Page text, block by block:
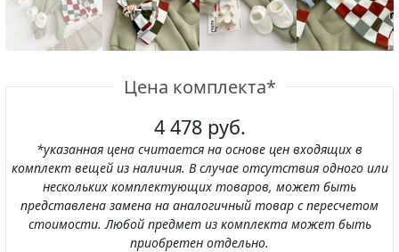
Цена комплекта*
4 478 руб.
*указанная цена считается на основе цен входящих в
комплект вещей из наличия. В случае отсутствия одного или
нескольких комплектующих товаров, может быть
представлена замена на аналогичный товар с пересчетом
стоимости. Любой предмет из комплекта может быть
приобретен отдельно.